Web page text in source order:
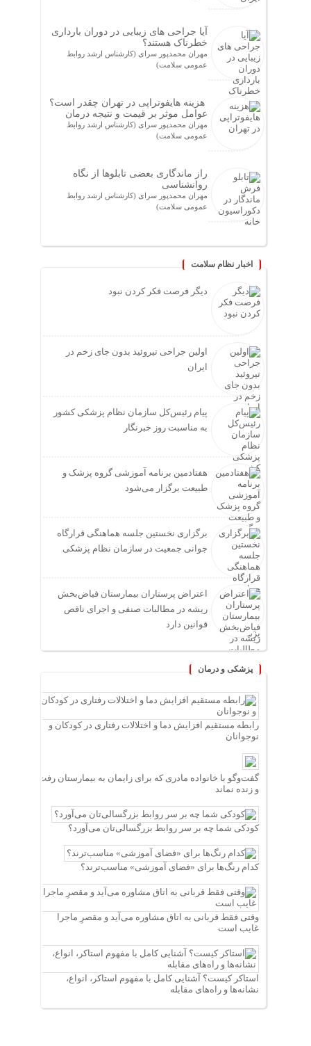
آیا جراحی های زیبایی در دوران بارداری
خطرناک هستند؟
مهران محمدپور سرای (کارشناس ارشد روابط
عمومی سلامت)
هزینه هایفوتراپی در تهران چقدر است؟
عوامل موثر بر قیمت و نتیجه درمان
مهران محمدپور سرای (کارشناس ارشد روابط
عمومی سلامت)
راز ماندگاری بعضی تابلوها از نگاه
روانشناسی
مهران محمدپور سرای (کارشناس ارشد روابط
عمومی سلامت)
اخبار نظام سلامت
دیگر فرصت فکر کردن نبود
اولین جراحی تیروئید بدون جای زخم در
ایران
پیام رئیس‌کل سازمان نظام پزشکی کشور
به مناسبت روز خبرنگار
هفتادمین برنامه آموزشی گروه پزشک و
طبیعت برگزار می‌شود
برگزاری نخستین جلسه هماهنگی قرارگاه
جوانی جمعیت در سازمان نظام پزشکی
اعتراض پرستاران بیمارستان فیاض‌بخش
ریشه در مطالبات صنفی و اجرای ناقص
قوانین دارد
پزشکی و درمان
رابطه مستقیم افزایش دما و اختلالات رفتاری در کودکان و
نوجوانان
گفت‌وگو با خانواده مادری که برای زایمان به بیمارستان رفت
و زنده نماند
کودکی شما چه بر سر روابط بزرگسالی‌تان می‌آورد؟
کدام رنگ‌ها برای «فضای آموزشی» مناسب‌ترند؟
وقتی فقط قربانی به اتاق مشاوره می‌آید و مقصرِ ماجرا
غایب است
استاکر کیست؟ آشنایی کامل با مفهوم استاکر، انواع،
نشانه‌ها و راه‌های مقابله